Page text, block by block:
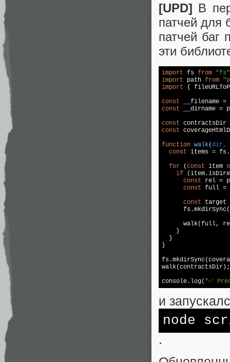
[UPD] В
патчей для
патчей баг
эти
import fs from "fs"
import path from
import {
const __filename =
const __dirname =
const contractsDir
const
function walk(dir,
const items =
for (const item
if
const rel =
const full =
const target
walk(full,
    }
  }
}
walk(contractsDir);
console.log( "✅
и
node
.